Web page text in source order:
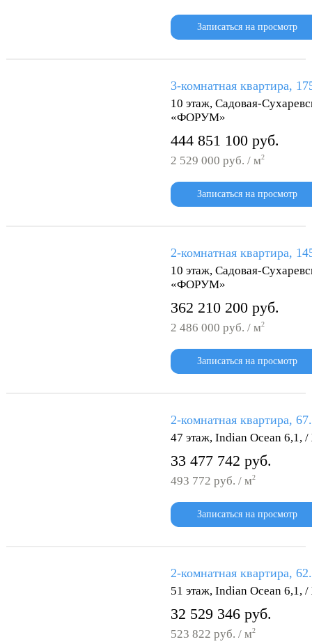
Записаться на просмотр
3-комнатная квартира,
10 этаж, Садовая-
«ФОРУМ»
444 851 100 руб.
2 529 000 руб. / м2
Записаться на просмотр
2-комнатная квартира,
10 этаж, Садовая-
«ФОРУМ»
362 210 200 руб.
2 486 000 руб. / м2
Записаться на просмотр
2-комнатная квартира,
47 этаж, Indian Ocean 6,1,
33 477 742 руб.
493 772 руб. / м2
Записаться на просмотр
2-комнатная квартира,
51 этаж, Indian Ocean 6,1,
32 529 346 руб.
523 822 руб. / м2